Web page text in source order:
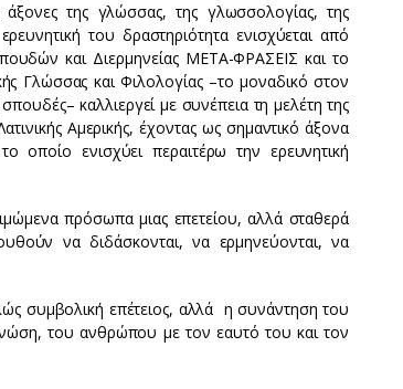
της γλώσσας, της γλωσσολογίας, της
του δραστηριότητα ενισχύεται από
και Διερμηνείας ΜΕΤΑ-ΦΡΑΣΕΙΣ και το
Γλώσσας και Φιλολογίας –το μοναδικό στον
καλλιεργεί με συνέπεια τη μελέτη της
Αμερικής, έχοντας ως σημαντικό άξονα
οποίο ενισχύει περαιτέρω την ερευνητική
πρόσωπα μιας επετείου, αλλά σταθερά
να διδάσκονται, να ερμηνεύονται, να
συμβολική επέτειος, αλλά η συνάντηση του
του ανθρώπου με τον εαυτό του και τον